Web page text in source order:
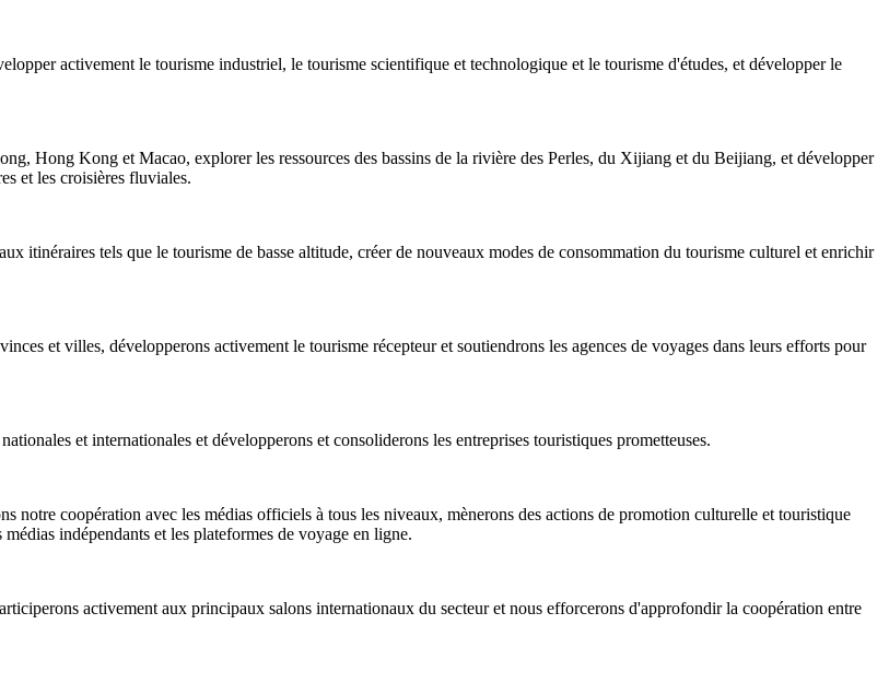
activement le tourisme industriel, le tourisme scientifique et technologique et le tourisme d'études, et développer le
Hong Kong et Macao, explorer les ressources des bassins de la rivière des Perles, du Xijiang et du Beijiang, et développer
et les croisières fluviales.
itinéraires tels que le tourisme de basse altitude, créer de nouveaux modes de consommation du tourisme culturel et enrichir
et villes, développerons activement le tourisme récepteur et soutiendrons les agences de voyages dans leurs efforts pour
et internationales et développerons et consoliderons les entreprises touristiques prometteuses.
coopération avec les médias officiels à tous les niveaux, mènerons des actions de promotion culturelle et touristique
indépendants et les plateformes de voyage en ligne.
activement aux principaux salons internationaux du secteur et nous efforcerons d'approfondir la coopération entre